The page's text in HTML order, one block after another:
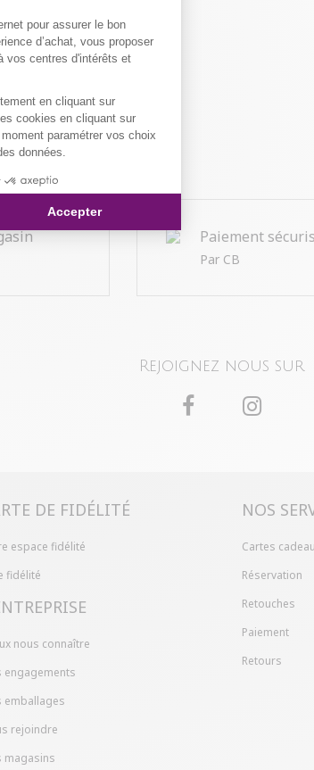
Consentement :
pour assurer le bon
d’achat, vous proposer
vos centres d'intérêts et
en cliquant sur
cookies en cliquant sur
paramétrer vos choix
données.
Accepter
Paiement
Par CB
Rejoignez nous sur
DE FIDÉLITÉ
espace fidélité
fidélité
nous connaître
engagements
emballages
rejoindre
magasins
NOS
Cartes
Réservation
Retouches
Paiement
Retours